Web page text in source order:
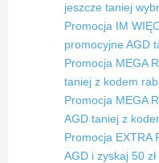
jeszcze taniej
Promocja IM
promocyjne AGD
Promocja MEGA
taniej z kodem
Promocja MEGA
AGD taniej z
Promocja EXTRA
AGD i zyskaj 50